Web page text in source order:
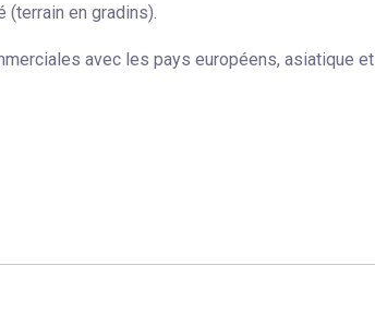
en gradins).
avec les pays européens, asiatique et